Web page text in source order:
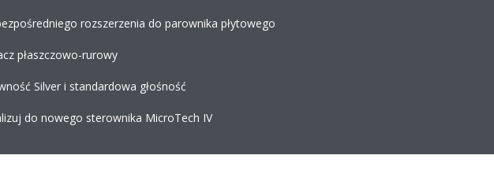
rozszerzenia do parownika płytowego
płaszczowo-rurowy
Silver i standardowa głośność
do nowego sterownika MicroTech IV